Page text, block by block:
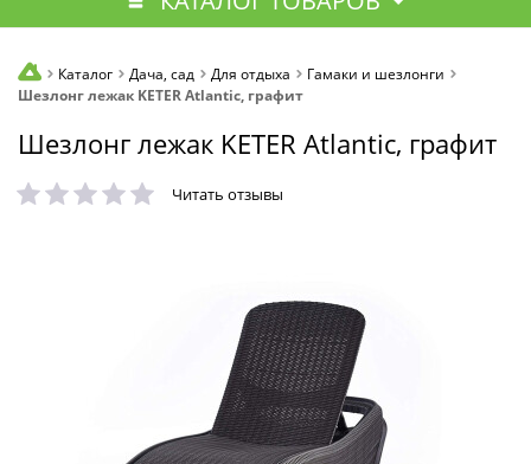
Каталог Дача, сад Для отдыха
Гамаки и шезлонги
Шезлонг лежак KETER Atlantic, графит
Шезлонг лежак KETER Atlantic, графит
Читать отзывы